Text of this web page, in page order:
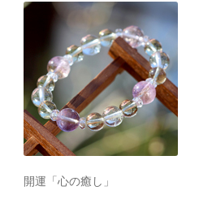
開運「心の癒し」